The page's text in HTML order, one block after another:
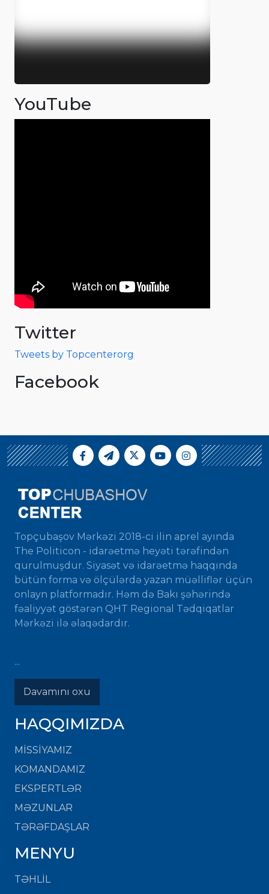
YouTube
Twitter
Tweets by Topcenterorg
Facebook
Topçubaşov Mərkəzi 2018-ci ilin aprel ayında
The Politicon - idarəetmə heyəti tərəfindən
qurulmuşdur. Siyasət və idarəetmə haqqında
bütün forma və ölçülərdə yazan müəlliflər üçün
onlayn platformadır. Həm də Bakı şəhərində
fəaliyyət göstərən QHT Regional Tədqiqatlar
Mərkəzi ilə əlaqədardır.
...
Davamını oxu
HAQQIMIZDA
MISSIYAMIZ
KOMANDAMIZ
EKSPERTLƏR
MƏZUNLAR
TƏRƏFDAŞLAR
MENYU
TƏHLİL